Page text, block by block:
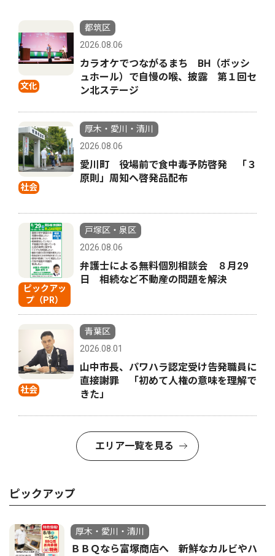
文化
都筑区
2026.08.06
カラオケでつながるまち BH（ボッシ
ュホール）で自慢の喉、披露 第１回セ
ン北ステージ
社会
厚木・愛川・清川
2026.08.06
愛川町 役場前で食中毒予防啓発 「３
原則」周知へ啓発品配布
ピックアッ
プ（PR）
戸塚区・泉区
2026.08.06
弁護士による無料個別相談会 ８月29
日 相続など不動産の問題を解決
社会
青葉区
2026.08.01
山中市長、パワハラ認定受け告発職員に
直接謝罪 「初めて人権の意味を理解で
きた」
エリア一覧を見る
ピックアップ
厚木・愛川・清川
ＢＢＱなら富塚商店へ 新鮮なカルビやハ